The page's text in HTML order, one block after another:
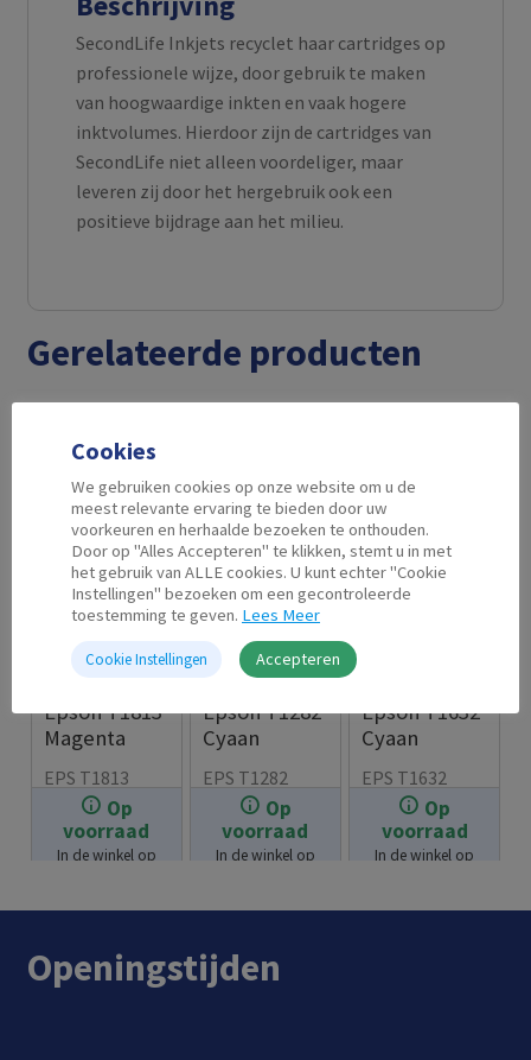
SecondLife Inkjets recyclet haar cartridges op
professionele wijze, door gebruik te maken
van hoogwaardige inkten en vaak hogere
inktvolumes. Hierdoor zijn de cartridges van
SecondLife niet alleen voordeliger, maar
leveren zij door het hergebruik ook een
positieve bijdrage aan het milieu.
Gerelateerde producten
Op
voorraad
In de winkel op
Epson T1813
Magenta
7.99
EPS T1813
Op
voorraad
In de winkel op
Second Life
Epson T1282
Cyaan
7.99
EPS T1282
Op
voorraad
In de winkel op
Epson T1632
Cyaan
7.99
EPS T1632
Openingstijden
Cookies
We gebruiken cookies op onze website om u de
meest relevante ervaring te bieden door uw
voorkeuren en herhaalde bezoeken te onthouden.
Door op "Alles Accepteren" te klikken, stemt u in met
het gebruik van ALLE cookies. U kunt echter "Cookie
Instellingen" bezoeken om een gecontroleerde
toestemming te geven. Lees Meer
Cookie Instellingen Accepteren